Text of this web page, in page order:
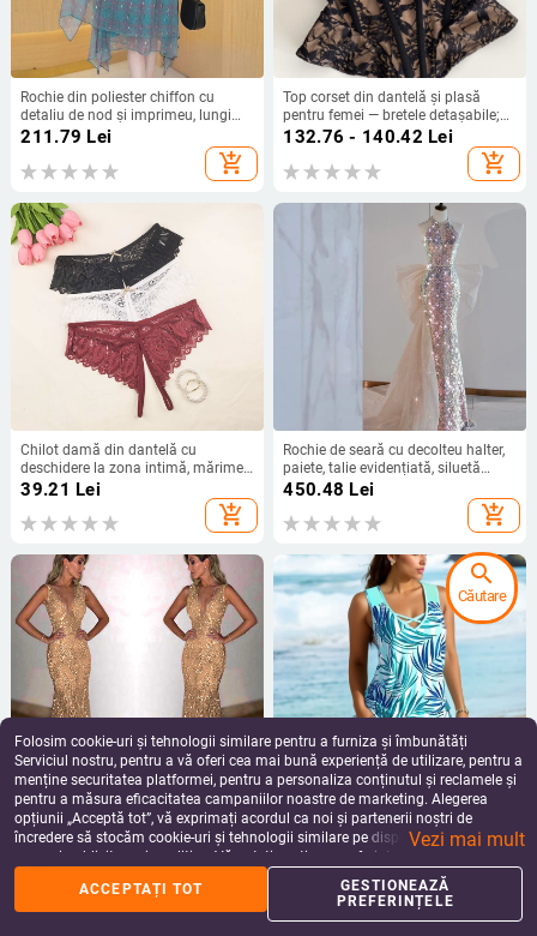
Rochie din poliester chiffon cu
detaliu de nod și imprimeu, lungime
medie, mâneci 3/4
211.79 Lei
add_shopping_cart
Top corset din dantelă și plasă
pentru femei — bretele detașabile;
versiune în formă A; primăvara
2025; pentru femei adulte; stil
elegant pentru mers la muncă
132.76 - 140.42 Lei
add_shopping_cart
Chilot damă din dantelă cu
deschidere la zona intimă, mărime
plus, talie joasă, respirabil
39.21 Lei
add_shopping_cart
Rochie de seară cu decolteu halter,
paiete, talie evidențiată, siluetă
sirenă cu coadă de peste, potrivită
evenimente formale
450.48 Lei
add_shopping_cart
Rochie de seară cu paiete, fără
mâneci, decolteu adânc în V, siluetă
sirenă, țesătură poliester
246.55Lei
add_shopping_cart
Costum de baie tankini pentru
femei, design conservator cu design
divizat, fără mâneci, cu bureți în
zona sânilor, poliester cu
căptușeală de spandex
157.43Lei
add_shopping_cart
Folosim cookie-uri și tehnologii similare pentru a furniza și îmbunătăți
Serviciul nostru, pentru a vă oferi cea mai bună experiență de utilizare, pentru a
menține securitatea platformei, pentru a personaliza conținutul și reclamele și
pentru a măsura eficacitatea campaniilor noastre de marketing. Alegerea
opțiunii „Acceptă tot”, vă exprimați acordul ca noi și partenerii noștri de
încredere să stocăm cookie-uri și tehnologii similare pe dispozitivul dvs. în
scopuri publicitare și analitice. Vă puteți gestiona preferințele în orice moment
făcând clic pe „Gestionează preferințele”. Pentru mai multe informații, vă
rugăm să consultațiPolitica noastră de confidențialitate.
Vezi mai mult
ACCEPTAȚI TOT
GESTIONEAZĂ
PREFERINȚELE
search
Căutare